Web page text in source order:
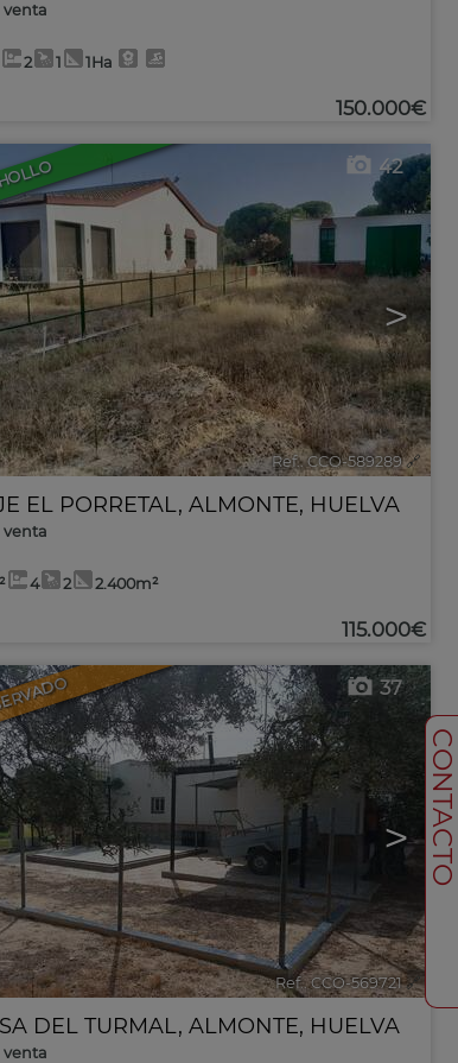
venta
2 1 1Ha
150.000€
>
42
Ref.. CCO-589289 🔗
EL PORRETAL , ALMONTE, HUELVA
venta
4 2 2.400m²
115.000€
>
37
Ref.. CCO-569721 🔗
DEL TURMAL , ALMONTE, HUELVA
venta